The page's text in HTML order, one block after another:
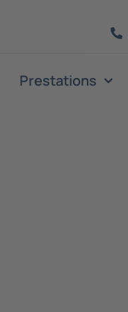
Prestations